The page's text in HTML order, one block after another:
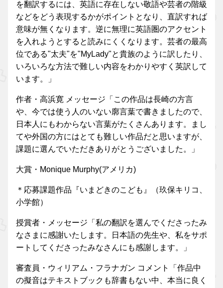
を翻訳するには、英語に存在しない敬語や芸者の階級
などをどう表現するかがポイントとなり、直訳すれば
意味が無くなります。逆に無理に英語圏のアクセント
を入れようとすると読みにくくなります。芸者の最高
位である"太夫"を"MyLady"と貴族のように訳したり、
いろいろな方法で難しい内容をわかりやすく英訳して
います。」
作者・高浜寛 メッセージ「この作品は長崎の方言
や、今では使う人のいない廓言葉で書きましたので、
日本人にもわからない言葉がたくさんあります。まし
てや外国の方にはとても難しい作品だと思いますが、
課題に選んでいただきありがとうございました。」
大賞・Monique Murphy(アメリカ)
＊応募課題作品『いまどきのこども』（玖保キリコ、
小学館）
授賞者・メッセージ「私の翻訳を選んでくださったみ
なさまに感謝いたします。日本語の先生や、私をサポ
ートしてくださったみなさんにも感謝します。」
審査員・ウィリアム・フラナガン コメント「作品中
の擬音はテキストブックも辞書もない中、本当に良く